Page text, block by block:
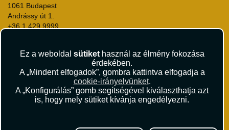
Ez a weboldal sütikethasznál az élmény fokozása
érdekében.
A „Mindent elfogadok”, gombra kattintva elfogadja a
cookie-irányelvünket.
A „Konfigurálás” gomb segítségével kiválaszthatja azt
is, hogy mely sütiket kívánja engedélyezni.
1061 Budapest
Andrássy út 1.
+36 1 429 9999
Repülőjegy foglalás